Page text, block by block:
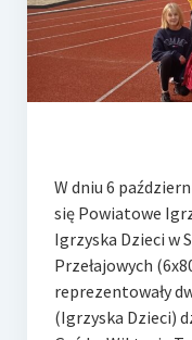
Logowanie
W dniu 6
się Powiatowe
Igrzyska Dzieci w
Przełajowych
reprezentowały
(Igrzyska Dzieci)